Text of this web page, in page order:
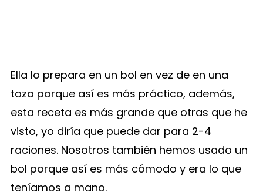
Ella lo prepara en un bol en vez de en una
taza porque así es más práctico, además,
esta receta es más grande que otras que he
visto, yo diría que puede dar para 2-4
raciones. Nosotros también hemos usado un
bol porque así es más cómodo y era lo que
teníamos a mano.